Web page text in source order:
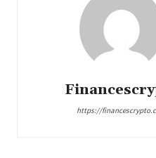
https://